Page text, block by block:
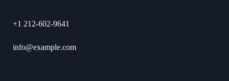
+1 212-602-9641
info@example.com